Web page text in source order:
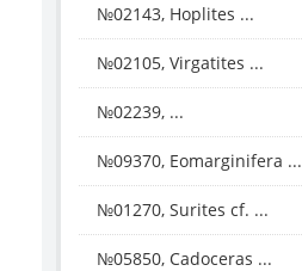
№02143, Hoplites ...
№02105, Virgatites ...
№02239, ...
№09370, Eomarginifera ...
№01270, Surites cf. ...
№05850, Cadoceras ...